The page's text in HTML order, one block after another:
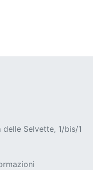
Selvette, 1/bis/1